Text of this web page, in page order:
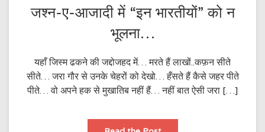
जश्न-ए-आजादी में “इन भारतीयों” को न
भूलना…
यहाँ जिस्म ढकने की जद्दोजहद में… मरते हैं लाखों..कफ़न सीते
सीते… जरा गौर से उनके चेहरों को देखो… हँसते हैं कैसे जहर पीते
पीते… वो अपने हक से मुखातिब नहीं हैं… नहीं बात ऐसी जरा […]